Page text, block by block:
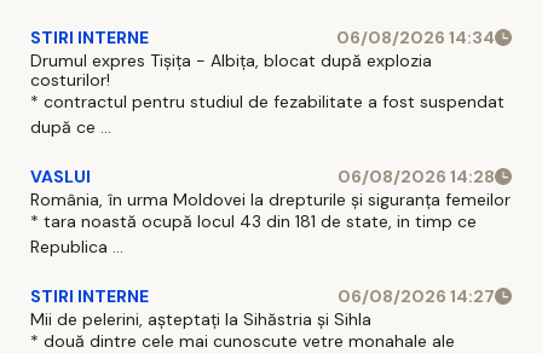
STIRI INTERNE
06/08/2026 14:34
Drumul expres Tișița - Albița, blocat după explozia
costurilor!
* contractul pentru studiul de fezabilitate a fost suspendat
după ce ...
VASLUI
06/08/2026 14:28
România, în urma Moldovei la drepturile și siguranța femeilor
* tara noastă ocupă locul 43 din 181 de state, in timp ce
Republica ...
STIRI INTERNE
06/08/2026 14:27
Mii de pelerini, așteptați la Sihăstria și Sihla
* două dintre cele mai cunoscute vetre monahale ale